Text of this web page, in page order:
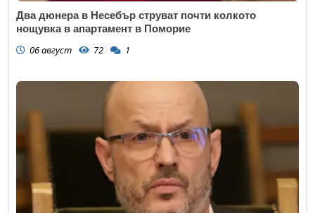
Два дюнера в Несебър струват почти колкото
нощувка в апартамент в Поморие
06 август 72 1